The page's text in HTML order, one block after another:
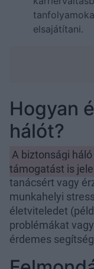
elsajátítani.
Hogyan
hálót?
A biztonsági
támogatást is
tanácsért vagy
munkahelyi
életviteledet
problémákat
érdemes